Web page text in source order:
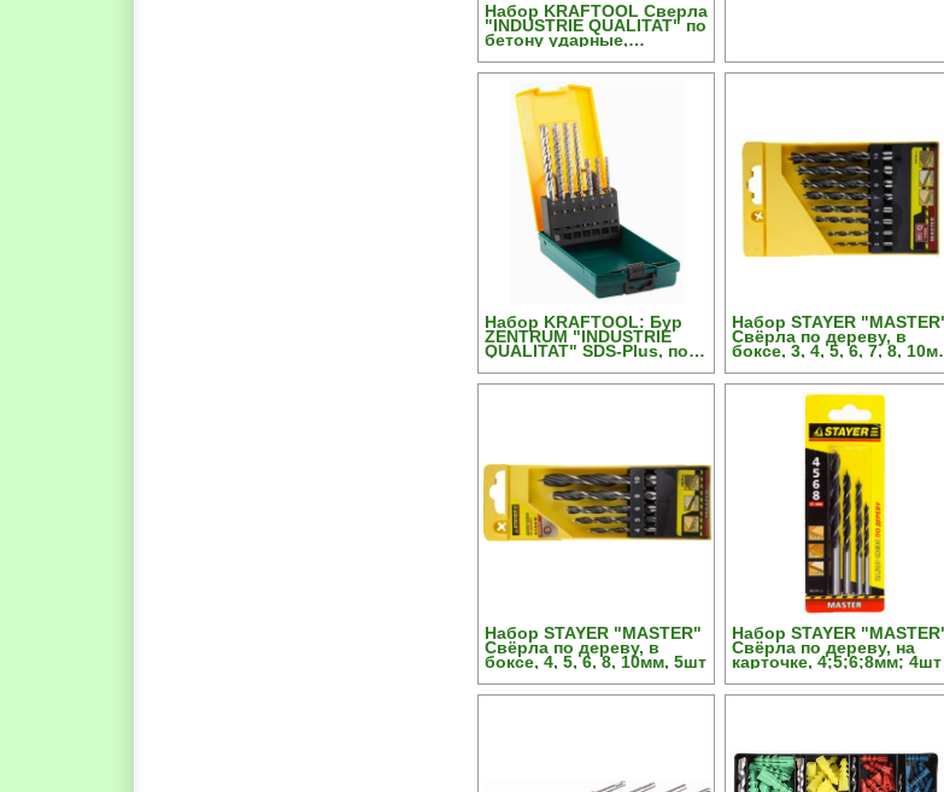
Набор KRAFTOOL Сверла
"INDUSTRIE QUALITAT" по
бетону ударные,
цилиндр. хвостовик, в
боксе, 5шт
Набор KRAFTOOL: Бур
ZENTRUM "INDUSTRIE
QUALITAT" SDS-Plus, по
Набор STAYER
Свёрла по дереву, в
боксе, 3, 4, 5, 6, 7, 8,
Набор STAYER "MASTER"
Свёрла по дереву, в
боксе, 4, 5, 6, 8, 10мм, 5шт
Набор STAYER
Свёрла по дереву, на
карточке, 4;5;6;8мм; 4шт